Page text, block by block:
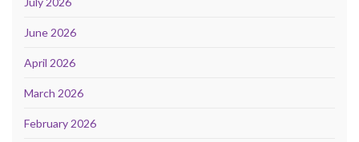
June 2026
April 2026
March 2026
February 2026